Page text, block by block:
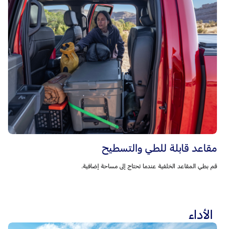
مقاعد قابلة للطي والتسطيح
قم بطي المقاعد الخلفية عندما تحتاج إلى مساحة إضافية.
الأداء